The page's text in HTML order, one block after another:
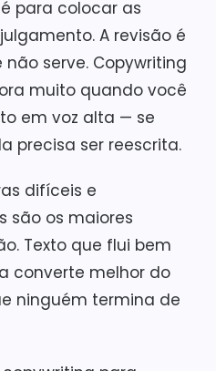
para colocar as
A revisão é
serve. Copywriting
muito quando você
em voz alta — se
precisa ser reescrita.
difíceis e
são os maiores
Texto que flui bem
converte melhor do
ninguém termina de